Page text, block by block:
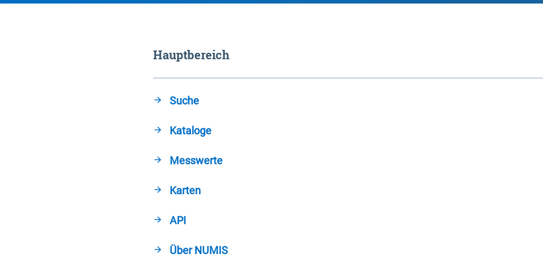
Hauptbereich
Suche
Kataloge
Messwerte
Karten
API
Über NUMIS